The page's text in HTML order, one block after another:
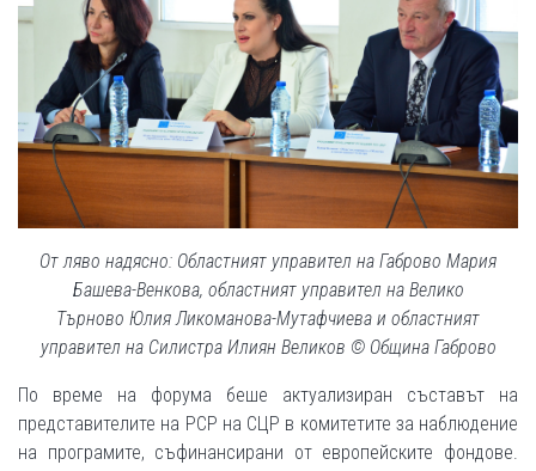
От ляво надясно: Областният управител на Габрово Мария
Башева-Венкова, областният управител на Велико
Търново Юлия Ликоманова-Мутафчиева и областният
управител на Силистра Илиян Великов © Община Габрово
По време на форума беше актуализиран съставът на
представителите на РСР на СЦР в комитетите за наблюдение
на програмите, съфинансирани от европейските фондове.